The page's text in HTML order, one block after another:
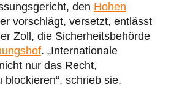
den Hohen
vorschlägt, versetzt, entlässt
Zoll, die Sicherheitsbehörde
. „Internationale
nur das Recht,
blockieren“, schrieb sie,